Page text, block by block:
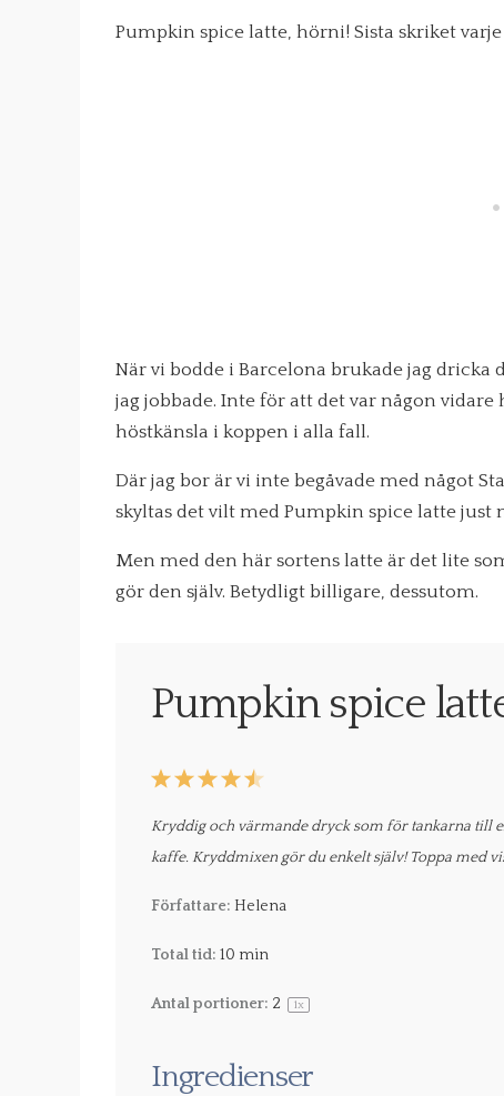
Pumpkin spice latte, hörni! Sista skriket
När vi bodde i Barcelona brukade jag
jag jobbade. Inte för att det var någon
höstkänsla i koppen i alla fall.
Där jag bor är vi inte begåvade med något
skyltas det vilt med Pumpkin spice latte just
Men med den här sortens latte är det lite
gör den själv. Betydligt billigare, dessutom.
Pumpkin spice
5
4
3
2
1
Kryddig och värmande dryck som för tankarna till
kaffe. Kryddmixen gör du enkelt själv! Toppa med
Författare: Helena
Total tid: 10 min
Antal portioner: 2 1x
Ingredienser